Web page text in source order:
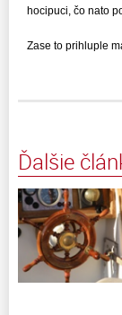
hocipuci, čo nato
Zase to prihluple
Ďalšie